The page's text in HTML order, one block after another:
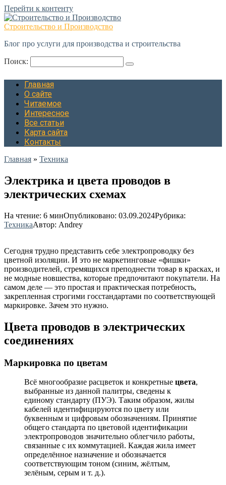
Перейти к контенту
Строительство и Производство
Блог про услуги для производства и строительства
Поиск:
Главная
О сайте
Читаемое
Интересное
Все статьи
Карта сайта
Контакты
Главная » Техника
Электрика и цвета проводов в
электрических схемах
На чтение: 6 минОпубликовано: 03.09.2024Рубрика:
ТехникаАвтор: Andrey
Сегодня трудно представить себе электропроводку без
цветной изоляции. И это не маркетинговые «фишки»
производителей, стремящихся преподнести товар в красках, и
не модные новшества, которые предпочитают покупатели. На
самом деле — это простая и практическая потребность,
закрепленная строгими госстандартами по соответствующей
маркировке. Зачем это нужно.
Цвета проводов в электрических
соединениях
Маркировка по цветам
Всё многообразие расцветок и конкретные цвета,
выбранные из данной палитры, сведены к
единому стандарту (ПУЭ). Таким образом, жилы
кабелей идентифицируются по цвету или
буквенным и цифровым обозначениям. Принятие
общего стандарта по цветовой идентификации
электропроводов значительно облегчило работы,
связанные с их коммутацией. Каждая жила имеет
определённое назначение и обозначается
соответствующим тоном (синим, жёлтым,
зелёным, серым и т. д.).